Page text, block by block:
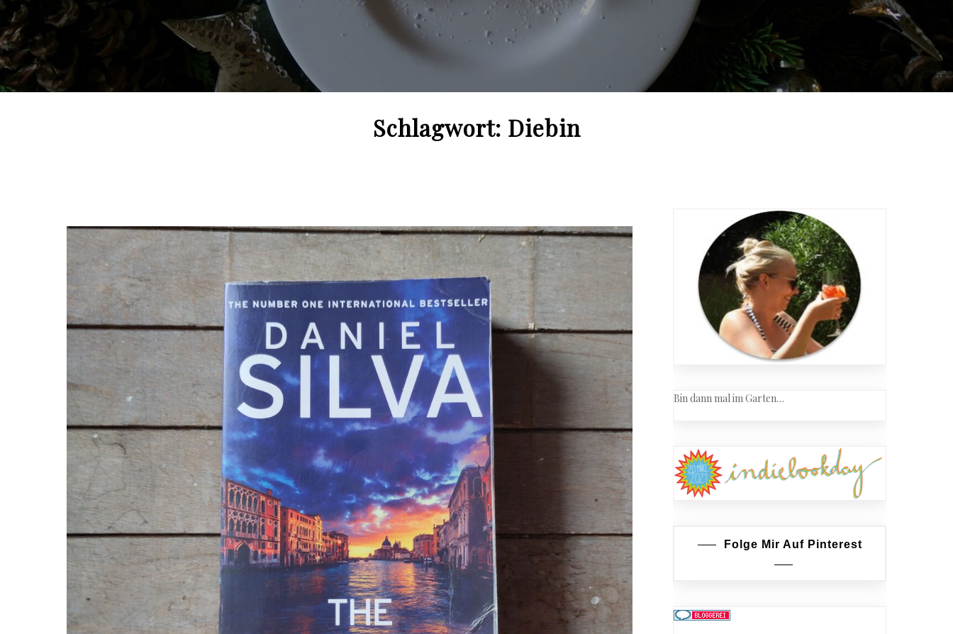
Schlagwort: Diebin
Bin dann mal im Garten…
Folge Mir Auf Pinterest